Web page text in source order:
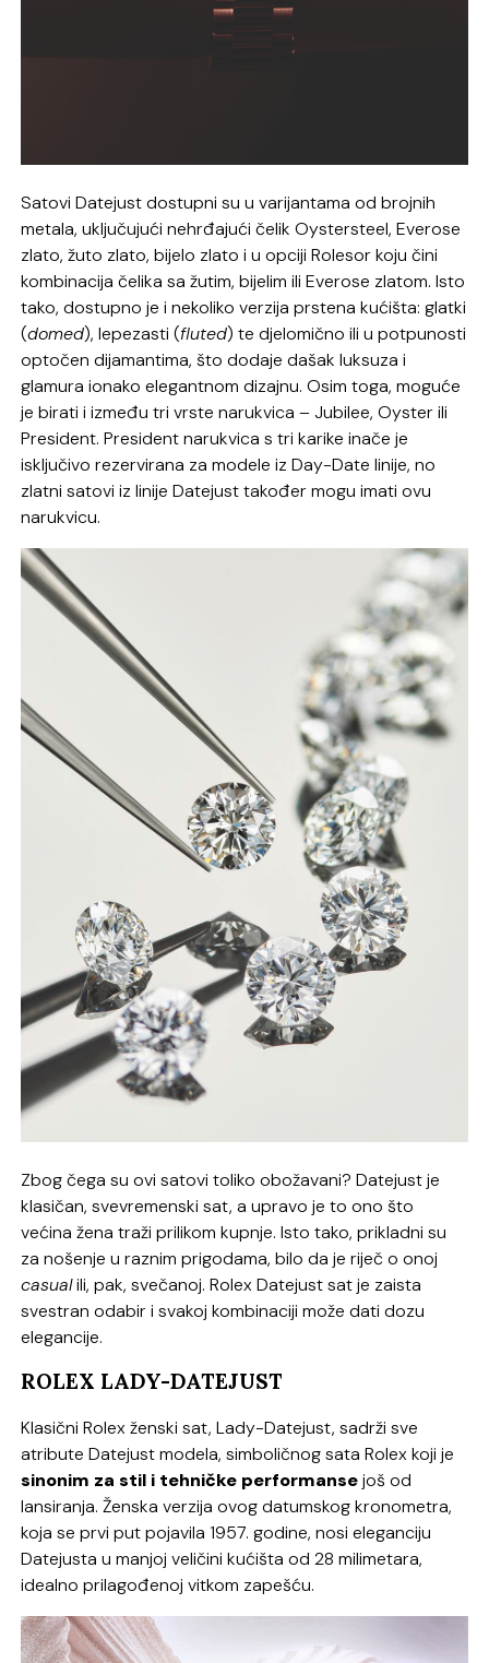
Satovi Datejust dostupni su u varijantama od brojnih
metala, uključujući nehrđajući čelik Oystersteel, Everose
zlato, žuto zlato, bijelo zlato i u opciji Rolesor koju čini
kombinacija čelika sa žutim, bijelim ili Everose zlatom. Isto
tako, dostupno je i nekoliko verzija prstena kućišta: glatki
(domed), lepezasti (fluted) te djelomično ili u potpunosti
optočen dijamantima, što dodaje dašak luksuza i
glamura ionako elegantnom dizajnu. Osim toga, moguće
je birati i između tri vrste narukvica – Jubilee, Oyster ili
President. President narukvica s tri karike inače je
isključivo rezervirana za modele iz Day-Date linije, no
zlatni satovi iz linije Datejust također mogu imati ovu
narukvicu.
Zbog čega su ovi satovi toliko obožavani? Datejust je
klasičan, svevremenski sat, a upravo je to ono što
većina žena traži prilikom kupnje. Isto tako, prikladni su
za nošenje u raznim prigodama, bilo da je riječ o onoj
casualili, pak, svečanoj. Rolex Datejust sat je zaista
svestran odabir i svakoj kombinaciji može dati dozu
elegancije.
ROLEX LADY-DATEJUST
Klasični Rolex ženski sat, Lady-Datejust, sadrži sve
atribute Datejust modela, simboličnog sata Rolex koji je
sinonim za stil i tehničke performansejoš od
lansiranja. Ženska verzija ovog datumskog kronometra,
koja se prvi put pojavila 1957. godine, nosi eleganciju
Datejusta u manjoj veličini kućišta od 28 milimetara,
idealno prilagođenoj vitkom zapešću.